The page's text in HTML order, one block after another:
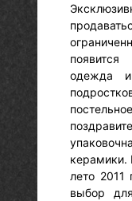
появится
одежда
керамики.
лето 2011
выбор